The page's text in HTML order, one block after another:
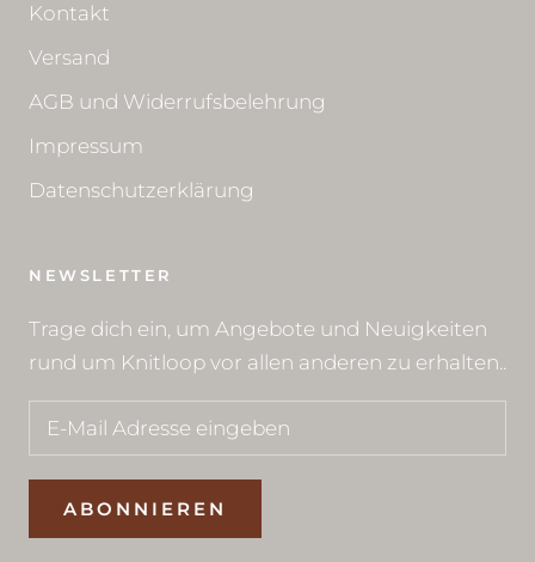
Kontakt
Versand
AGB und Widerrufsbelehrung
Impressum
Datenschutzerklärung
NEWSLETTER
Trage dich ein, um Angebote und Neuigkeiten
rund um Knitloop vor allen anderen zu erhalten..
ABONNIEREN